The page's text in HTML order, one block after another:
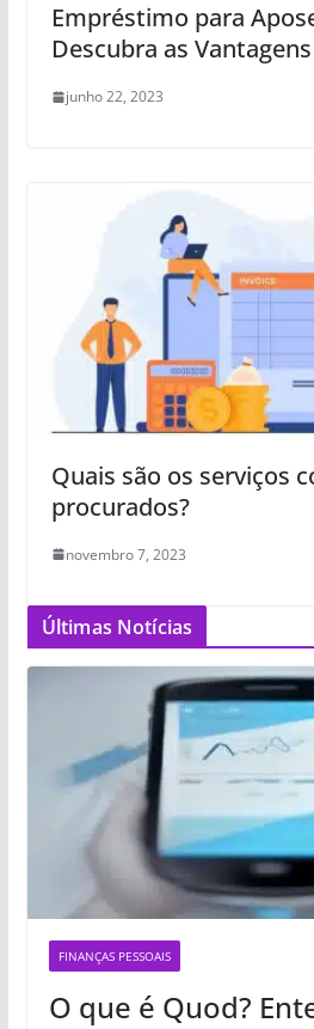
Empréstimo para
Descubra as
junho 22, 2023
Quais são os serviços
procurados?
novembro 7, 2023
Últimas Notícias
FINANÇAS PESSOAIS
O que é Quod?